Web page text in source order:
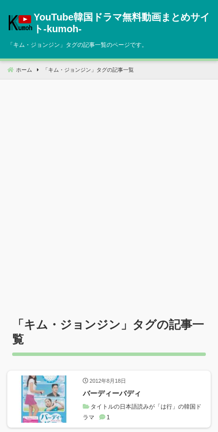
へ
動
YouTube韓国ドラマ無料動画まとめサイ
ト‐kumoh‐
「キム・ジョンジン 」タグの記事一覧のページです。
ホーム 「 キム・ジョンジン 」タグの記事一覧
「キム・ジョンジン 」タグの記事一
覧
2012年8月18日
バーディーバディ
タイトルの日本語読みが「は行」の韓国ド
ラマ
1